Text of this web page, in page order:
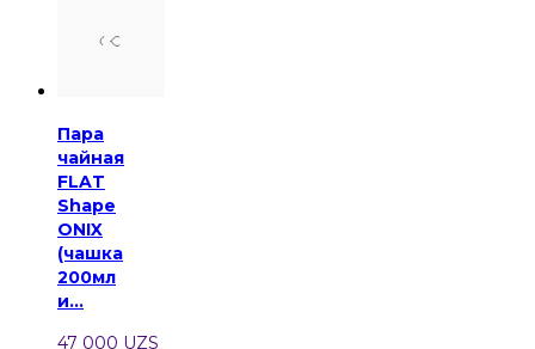
Пара
чайная
FLAT
Shape
ONIX
(чашка
200мл
и...
47 000 UZS